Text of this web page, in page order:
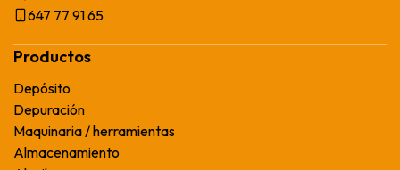
647 77 91 65
Productos
Depósito
Depuración
Maquinaria / herramientas
Almacenamiento